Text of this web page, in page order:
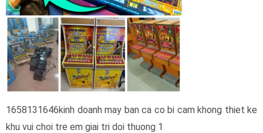
1658131646kinh doanh may ban ca co bi cam khong thiet ke
khu vui choi tre em giai tri doi thuong 1